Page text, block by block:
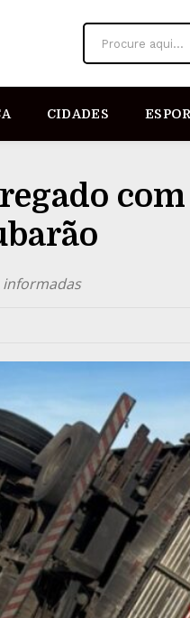
Procure aqui...
CIDADES
informadas